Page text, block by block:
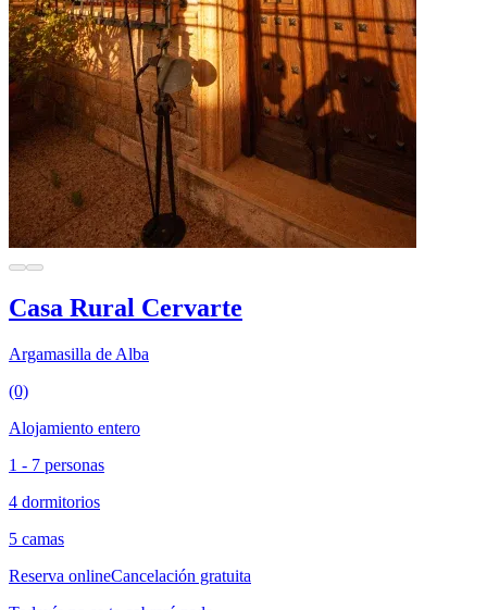
Casa Rural Cervarte
Argamasilla de Alba
(0)
Alojamiento entero
1 - 7 personas
4 dormitorios
5 camas
Reserva onlineCancelación gratuita